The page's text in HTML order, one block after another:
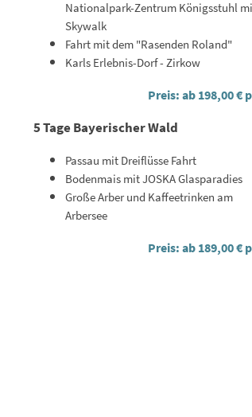
Nationalpark-Zentrum Königsstuhl
Skywalk
Fahrt mit dem "Rasenden Roland"
Karls Erlebnis-Dorf - Zirkow
Preis: ab 198,00 €
5 Tage Bayerischer Wald
Passau mit Dreiflüsse Fahrt
Bodenmais mit JOSKA Glasparadies
Große Arber und Kaffeetrinken am
Arbersee
Preis: ab 189,00 €